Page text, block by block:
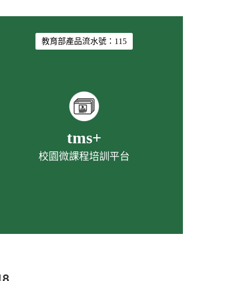
教育部產品流水號：115
tms+
校園微課程培訓平台